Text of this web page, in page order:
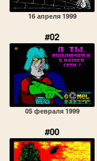
16 апреля 1999
#02
05 февраля 1999
#00